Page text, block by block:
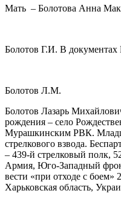
Мать – Болотова Анна
Болотов Г.И. В
Болотов Л.М.
Болотов Лазарь
рождения – село
Мурашкинским РВК.
стрелкового взвода.
– 439-й стрелковый полк,
Армия, Юго-Западный
вести «при отходе с боем»
Харьковская область,